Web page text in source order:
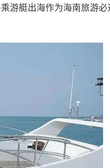
游艇出海作为海南旅游必